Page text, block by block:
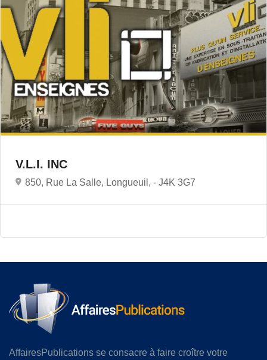
V.L.I. INC
850, Rue La Salle, Longueuil, - J4K 3G7
AffairesPublications se consacre à faire croître votre